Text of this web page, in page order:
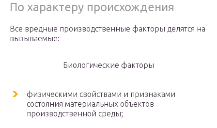
По характеру происхождения
Все вредные производственные факторы делятся на
вызываемые:
Биологические факторы
физическими свойствами и признаками
состояния материальных объектов
производственной среды;